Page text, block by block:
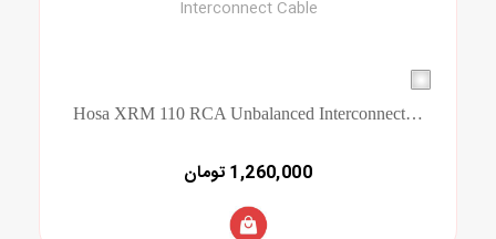
Hosa XRM 110 RCA Unbalanced Interconnect Cable
1,260,000 تومان